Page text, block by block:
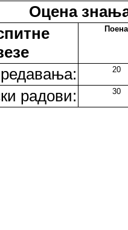
Оцена
Поена
20
радови: 30